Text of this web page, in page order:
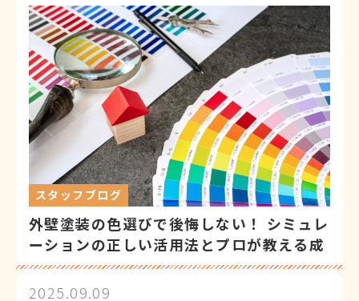
スタッフブログ
外壁塗装の色選びで後悔しない！ シミュレ
ーションの正しい活用法とプロが教える成
功の秘訣
2025.09.09